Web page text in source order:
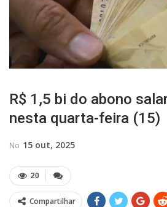
R$ 1,5 bi do abono
nesta quarta-feira (15)
No 15 out, 2025
20
Compartilhar